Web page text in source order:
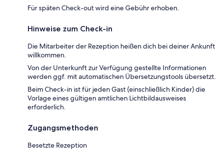
Für späten Check-out wird eine Gebühr erhoben.
Hinweise zum Check-in
Die Mitarbeiter der Rezeption heißen dich bei deiner Ankunft
willkommen.
Von der Unterkunft zur Verfügung gestellte Informationen
werden ggf. mit automatischen Übersetzungstools übersetzt.
Beim Check-in ist für jeden Gast (einschließlich Kinder) die
Vorlage eines gültigen amtlichen Lichtbildausweises
erforderlich.
Zugangsmethoden
Besetzte Rezeption